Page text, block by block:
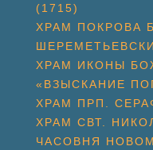
(1715)
ХРАМ ПОКРОВА
ХРАМ ИКОНЫ
«ВЗЫСКАНИЕ
ХРАМ ПРП.
ХРАМ СВТ.
ЧАСОВНЯ